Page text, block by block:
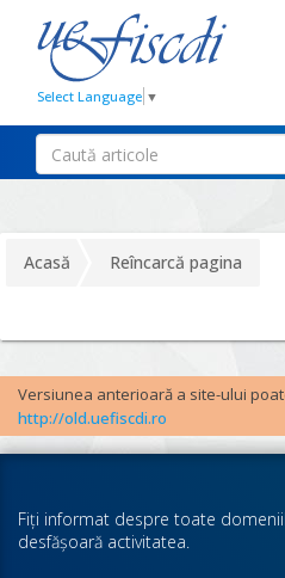
Select Language ▼
Acasă Reîncarcă pagina
Versiunea anterioară a site-ului
http://old.uefiscdi.ro
Fiţi informat despre toate
desfăşoară activitatea.